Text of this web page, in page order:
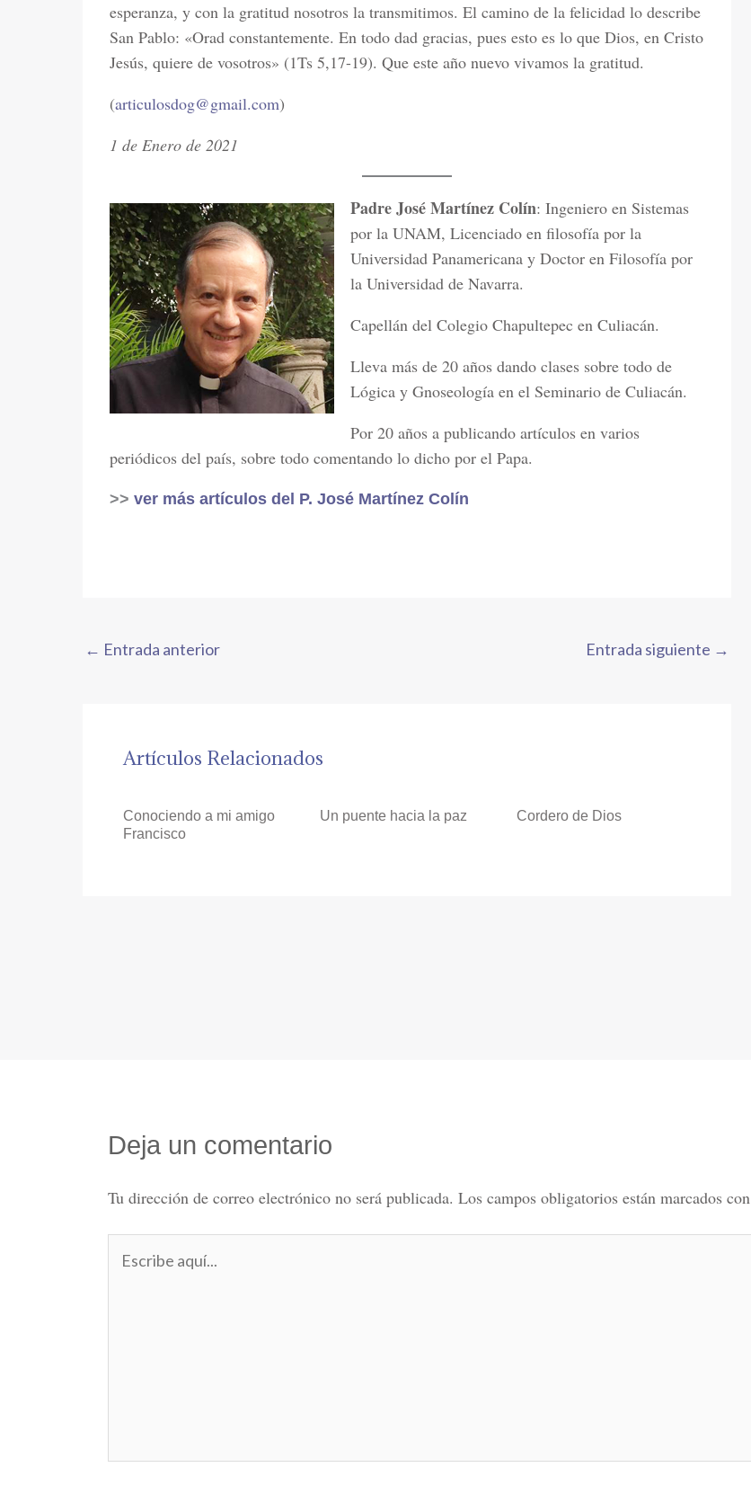
esperanza, y con la gratitud nosotros la transmitimos. El camino de la felicidad lo describe
San Pablo: «Orad constantemente. En todo dad gracias, pues esto es lo que Dios, en Cristo
Jesús, quiere de vosotros» (1Ts 5,17-19). Que este año nuevo vivamos la gratitud.
(articulosdog@gmail.com)
1 de Enero de 2021
Padre José Martínez Colín: Ingeniero en Sistemas
por la UNAM, Licenciado en filosofía por la
Universidad Panamericana y Doctor en Filosofía por
la Universidad de Navarra.
Capellán del Colegio Chapultepec en Culiacán.
Lleva más de 20 años dando clases sobre todo de
Lógica y Gnoseología en el Seminario de Culiacán.
Por 20 años a publicando artículos en varios
periódicos del país, sobre todo comentando lo dicho por el Papa.
>> ver más artículos del P. José Martínez Colín
← Entrada anterior Entrada siguiente →
Artículos Relacionados
Conociendo a mi amigo
Francisco
Un puente hacia la paz Cordero de Dios
Deja un comentario
Tu dirección de correo electrónico no será publicada. Los campos obligatorios están marcados con
aquí...